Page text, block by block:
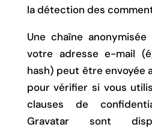
la détection des
Une chaîne
votre adresse e-mail
hash) peut être envoyée
pour vérifier si vous
clauses de
Gravatar sont